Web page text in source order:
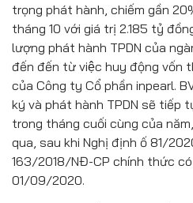
trọng phát hành, chiếm gần
tháng 10 với giá trị 2.185 tỷ
lượng phát hành TPDN của
đến đến từ việc huy động vốn
của Công ty Cổ phần inpearl.
ký và phát hành TPDN sẽ tiếp
trong tháng cuối cùng của
qua, sau khi Nghị định ố 81/
163/2018/NĐ-CP chính thức
01/09/2020.